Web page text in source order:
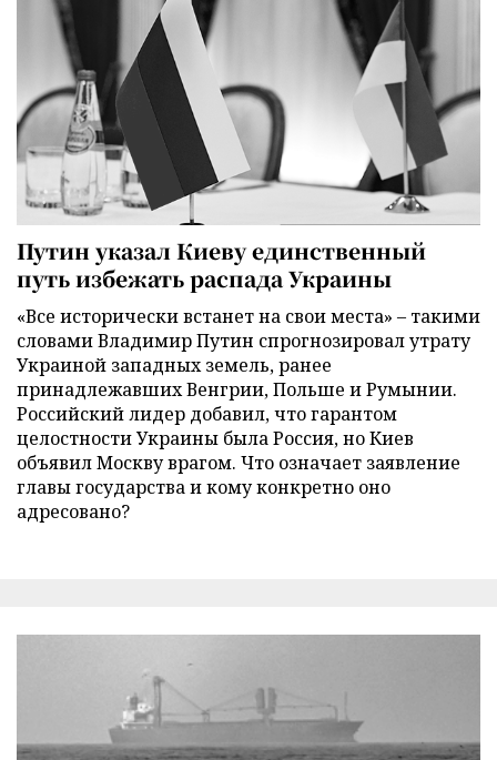
Путин указал Киеву единственный
путь избежать распада Украины
«Все исторически встанет на свои места» – такими
словами Владимир Путин спрогнозировал утрату
Украиной западных земель, ранее
принадлежавших Венгрии, Польше и Румынии.
Российский лидер добавил, что гарантом
целостности Украины была Россия, но Киев
объявил Москву врагом. Что означает заявление
главы государства и кому конкретно оно
адресовано?